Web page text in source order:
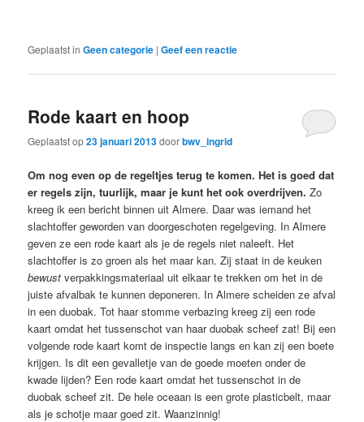
Geplaatst in Geen categorie |Geef een reactie
Rode kaart en hoop
Geplaatst op23 januari 2013doorbwv_ingrid
Om nog even op de regeltjes terug te komen. Het is goed dat
er regels zijn, tuurlijk, maar je kunt het ook overdrijven. Zo
kreeg ik een bericht binnen uit Almere. Daar was iemand het
slachtoffer geworden van doorgeschoten regelgeving. In Almere
geven ze een rode kaart als je de regels niet naleeft. Het
slachtoffer is zo groen als het maar kan. Zij staat in de keuken
bewust verpakkingsmateriaal uit elkaar te trekken om het in de
juiste afvalbak te kunnen deponeren. In Almere scheiden ze afval
in een duobak. Tot haar stomme verbazing kreeg zij een rode
kaart omdat het tussenschot van haar duobak scheef zat! Bij een
volgende rode kaart komt de inspectie langs en kan zij een boete
krijgen. Is dit een gevalletje van de goede moeten onder de
kwade lijden? Een rode kaart omdat het tussenschot in de
duobak scheef zit. De hele oceaan is een grote plasticbelt, maar
als je schotje maar goed zit. Waanzinnig!